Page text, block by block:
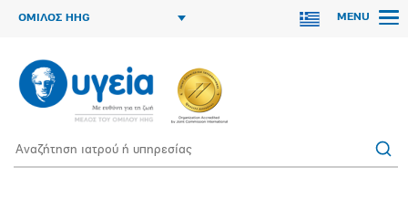
ΟΜΙΛΟΣ HHG MENU